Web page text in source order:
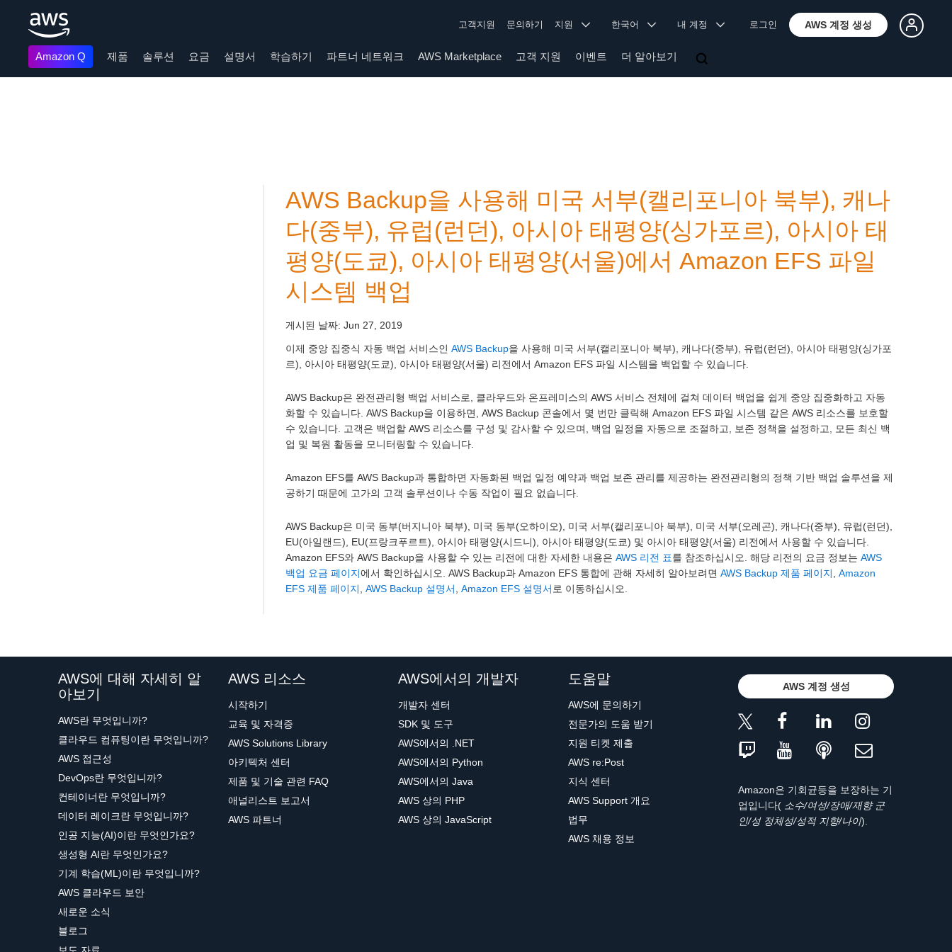
고객지원 문의하기 지원 한국어 내 계정 로그인 AWS 계정 생성
Amazon Q 제품 솔루션 요금 설명서 학습하기 파트너 네트워크 AWS Marketplace 고객 지원 이벤트 더 알아보기
AWS Backup을 사용해 미국 서부(캘리포니아 북부), 캐나
다(중부), 유럽(런던), 아시아 태평양(싱가포르), 아시아 태
평양(도쿄), 아시아 태평양(서울)에서 Amazon EFS 파일
시스템 백업
게시된 날짜: Jun 27, 2019
이제 중앙 집중식 자동 백업 서비스인 AWS Backup을 사용해 미국 서부(캘리포니아 북부), 캐나다(중부), 유럽(런던), 아시아 태평양(싱가포
르), 아시아 태평양(도쿄), 아시아 태평양(서울) 리전에서 Amazon EFS 파일 시스템을 백업할 수 있습니다.
AWS Backup은 완전관리형 백업 서비스로, 클라우드와 온프레미스의 AWS 서비스 전체에 걸쳐 데이터 백업을 쉽게 중앙 집중화하고 자동
화할 수 있습니다. AWS Backup을 이용하면, AWS Backup 콘솔에서 몇 번만 클릭해 Amazon EFS 파일 시스템 같은 AWS 리소스를 보호할
수 있습니다. 고객은 백업할 AWS 리소스를 구성 및 감사할 수 있으며, 백업 일정을 자동으로 조절하고, 보존 정책을 설정하고, 모든 최신 백
업 및 복원 활동을 모니터링할 수 있습니다.
Amazon EFS를 AWS Backup과 통합하면 자동화된 백업 일정 예약과 백업 보존 관리를 제공하는 완전관리형의 정책 기반 백업 솔루션을 제
공하기 때문에 고가의 고객 솔루션이나 수동 작업이 필요 없습니다.
AWS Backup은 미국 동부(버지니아 북부), 미국 동부(오하이오), 미국 서부(캘리포니아 북부), 미국 서부(오레곤), 캐나다(중부), 유럽(런던),
EU(아일랜드), EU(프랑크푸르트), 아시아 태평양(시드니), 아시아 태평양(도쿄) 및 아시아 태평양(서울) 리전에서 사용할 수 있습니다.
Amazon EFS와 AWS Backup을 사용할 수 있는 리전에 대한 자세한 내용은 AWS 리전 표를 참조하십시오. 해당 리전의 요금 정보는 AWS
백업 요금 페이지에서 확인하십시오. AWS Backup과 Amazon EFS 통합에 관해 자세히 알아보려면 AWS Backup 제품 페이지
Amazon
EFS 제품 페이지
AWS Backup 설명서 Amazon EFS 설명서 로 이동하십시오.
AWS에 대해 자세히 알
아보기
AWS란 무엇입니까?
클라우드 컴퓨팅이란 무엇입니까?
AWS 접근성
DevOps란 무엇입니까?
컨테이너란 무엇입니까?
데이터 레이크란 무엇입니까?
인공 지능(AI)이란 무엇인가요?
생성형 AI란 무엇인가요?
기계 학습(ML)이란 무엇입니까?
AWS 클라우드 보안
새로운 소식
블로그
AWS 리소스
시작하기
교육 및 자격증
AWS Solutions Library
아키텍처 센터
제품 및 기술 관련 FAQ
애널리스트 보고서
AWS 파트너
AWS에서의 개발자
개발자 센터
SDK 및 도구
AWS에서의 .NET
AWS에서의 Python
AWS에서의 Java
AWS 상의 PHP
AWS 상의 JavaScript
도움말
AWS에 문의하기
전문가의 도움 받기
지원 티켓 제출
AWS re:Post
지식 센터
AWS Support 개요
법무
AWS 채용 정보
AWS 계정 생성
Amazon은 기회균등을 보장하는 기
업입니다( 소수/여성/장애/재향 군
인/성 정체성/성적 지향/나이).